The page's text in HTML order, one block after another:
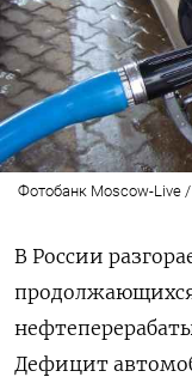
Фотобанк Moscow-Live
В России
Дефицит